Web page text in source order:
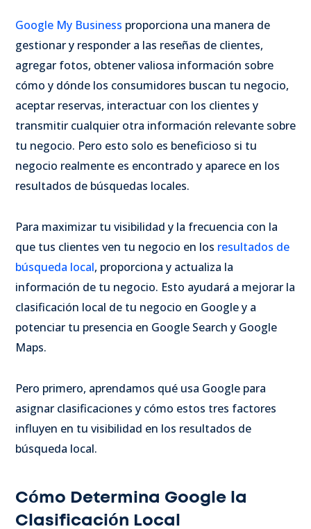
Google My Business proporciona una manera de
gestionar y responder a las reseñas de clientes,
agregar fotos, obtener valiosa información sobre
cómo y dónde los consumidores buscan tu negocio,
aceptar reservas, interactuar con los clientes y
transmitir cualquier otra información relevante sobre
tu negocio. Pero esto solo es beneficioso si tu
negocio realmente es encontrado y aparece en los
resultados de búsquedas locales.
Para maximizar tu visibilidad y la frecuencia con la
que tus clientes ven tu negocio en los resultados de
búsqueda local, proporciona y actualiza la
información de tu negocio. Esto ayudará a mejorar la
clasificación local de tu negocio en Google y a
potenciar tu presencia en Google Search y Google
Maps.
Pero primero, aprendamos qué usa Google para
asignar clasificaciones y cómo estos tres factores
influyen en tu visibilidad en los resultados de
búsqueda local.
Cómo Determina Google la
Clasificación Local